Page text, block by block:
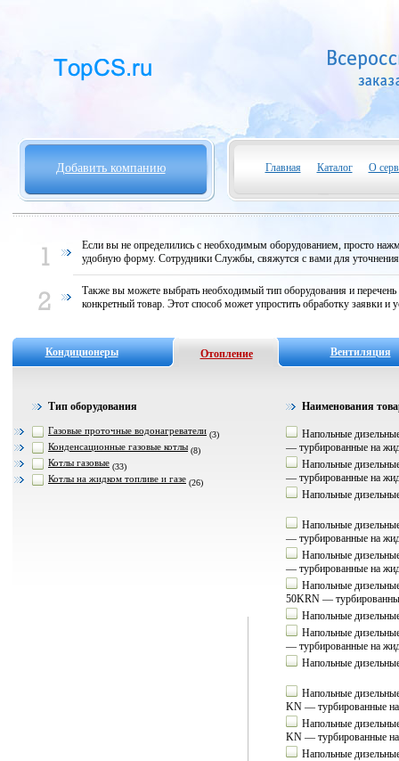
Добавить компанию Главная Каталог О
Если вы не определились с необходимым оборудованием, просто
удобную форму. Сотрудники Службы, свяжутся с вами для
Также вы можете выбрать необходимый тип оборудования и
конкретный товар. Этот способ может упростить обработку заявки и
Кондиционеры Отопление Вентиляция
Тип оборудования
Газовые проточные водонагреватели (3)
Конденсационные газовые котлы (8)
Котлы газовые (33)
Котлы на жидком топливе и газе (26)
Наименования
Напольные
— турбированные на
Напольные
— турбированные на
Напольные
Напольные
— турбированные на
Напольные
— турбированные на
Напольные
50KRN —
Напольные
Напольные
— турбированные на
Напольные
Напольные
KN — турбированные на
Напольные
KN — турбированные на
Напольные